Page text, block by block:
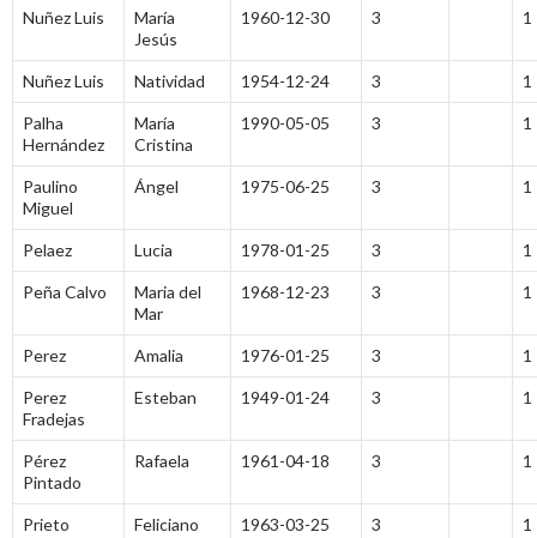
Nuñez Luis
María
Jesús
1960-12-30 3 1
Nuñez Luis Natividad 1954-12-24 3 1
Palha
Hernández
María
Cristina
1990-05-05 3 1
Paulino
Miguel
Ángel 1975-06-25 3 1
Pelaez Lucia 1978-01-25 3 1
Peña Calvo
Maria del
Mar
1968-12-23 3 1
Perez Amalia 1976-01-25 3 1
Perez
Fradejas
Esteban 1949-01-24 3 1
Pérez
Pintado
Rafaela 1961-04-18 3 1
Prieto Feliciano 1963-03-25 3 1